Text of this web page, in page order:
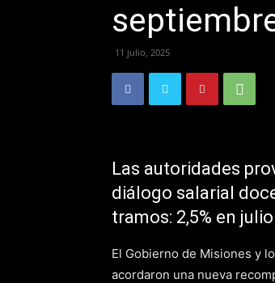
11 julio, 2025
Las autoridades
diálogo salarial
tramos: 2,5% en
El Gobierno de Misiones y
acordaron una nueva